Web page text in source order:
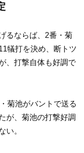
るならば、2番・菊
犠打を決め、断トツ
、打撃自体も好調で
菊池がバントで送る
が、菊池の打撃好調
い。